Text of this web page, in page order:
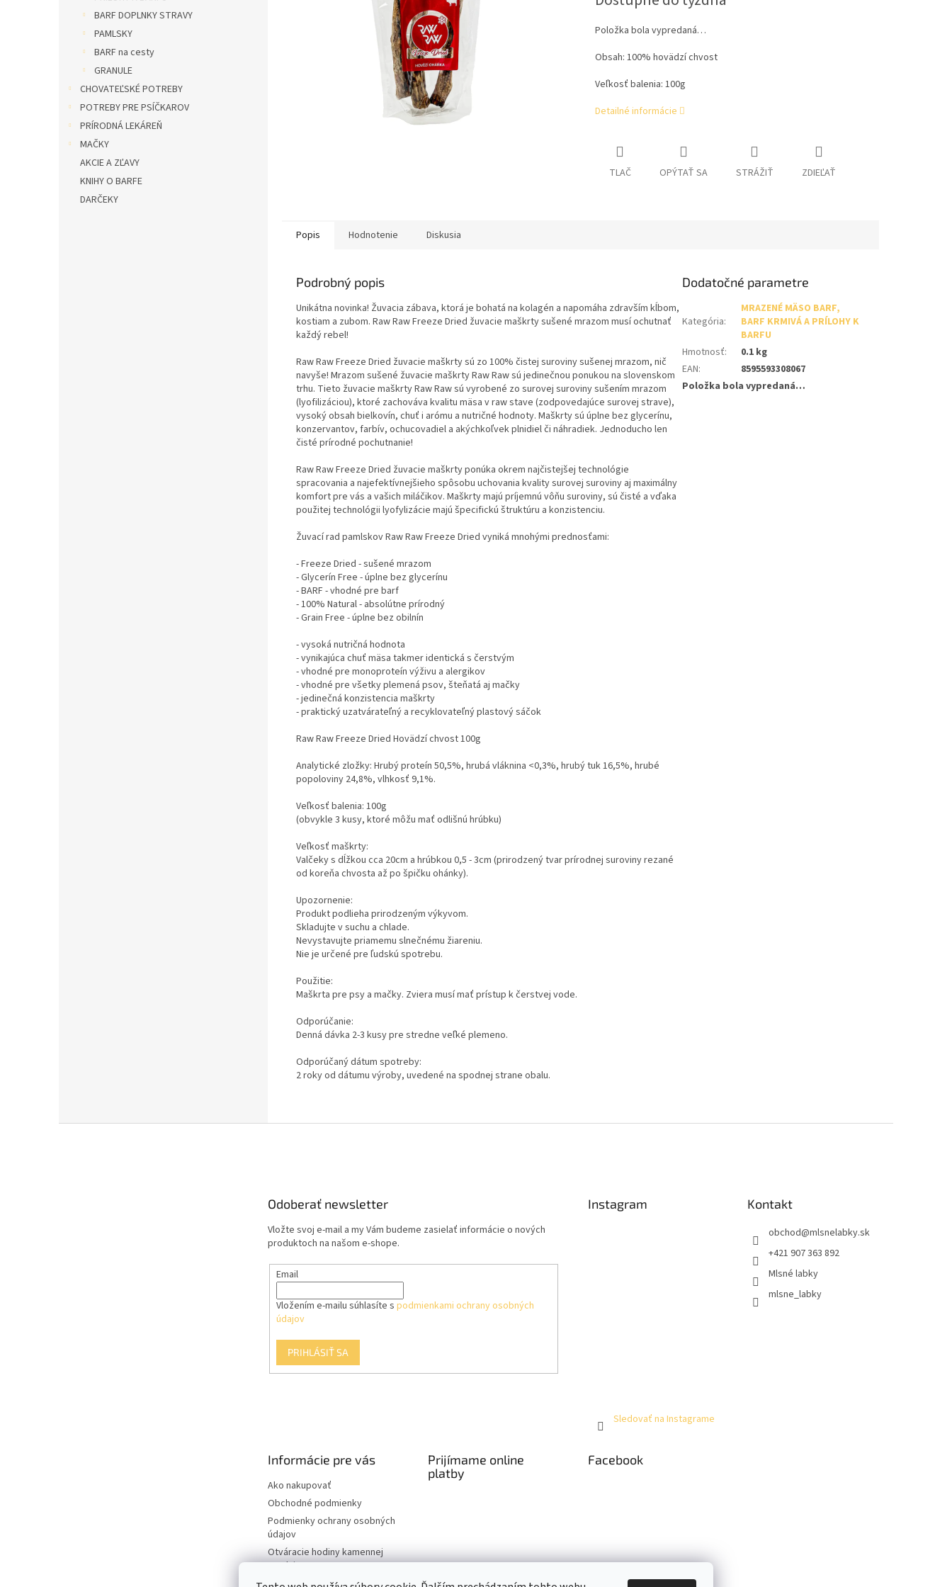
BARF DOPLNKY STRAVY
PAMLSKY
BARF na cesty
GRANULE
CHOVATEĽSKÉ POTREBY
POTREBY PRE PSÍČKAROV
PRÍRODNÁ LEKÁREŇ
MAČKY
AKCIE A ZĽAVY
KNIHY O BARFE
DARČEKY
Položka bola vypredaná…
Obsah: 100% hovädzí chvost
Veľkosť balenia: 100g
Detailné informácie
TLAČ OPÝTAŤ SA STRÁŽIŤ ZDIEĽAŤ
Popis Hodnotenie Diskusia
Podrobný popis
Unikátna novinka! Žuvacia zábava, ktorá je bohatá na kolagén a napomáha zdravším kĺbom,
kostiam a zubom. Raw Raw Freeze Dried žuvacie maškrty sušené mrazom musí ochutnať
každý rebel!
Raw Raw Freeze Dried žuvacie maškrty sú zo 100% čistej suroviny sušenej mrazom, nič
navyše! Mrazom sušené žuvacie maškrty Raw Raw sú jedinečnou ponukou na slovenskom
trhu. Tieto žuvacie maškrty Raw Raw sú vyrobené zo surovej suroviny sušením mrazom
(lyofilizáciou), ktoré zachováva kvalitu mäsa v raw stave (zodpovedajúce surovej strave),
vysoký obsah bielkovín, chuť i arómu a nutričné ​​hodnoty. Maškrty sú úplne bez glycerínu,
konzervantov, farbív, ochucovadiel a akýchkoľvek plnidiel či náhradiek. Jednoducho len
čisté prírodné pochutnanie!
Raw Raw Freeze Dried žuvacie maškrty ponúka okrem najčistejšej technológie
spracovania a najefektívnejšieho spôsobu uchovania kvality surovej suroviny aj maximálny
komfort pre vás a vašich miláčikov. Maškrty majú príjemnú vôňu suroviny, sú čisté a vďaka
použitej technológii lyofylizácie majú špecifickú štruktúru a konzistenciu.
Žuvací rad pamlskov Raw Raw Freeze Dried vyniká mnohými prednosťami:
- Freeze Dried - sušené mrazom
- Glycerín Free - úplne bez glycerínu
- BARF - vhodné pre barf
- 100% Natural - absolútne prírodný
- Grain Free - úplne bez obilnín
- vysoká nutričná hodnota
- vynikajúca chuť mäsa takmer identická s čerstvým
- vhodné pre monoproteín výživu a alergikov
- vhodné pre všetky plemená psov, šteňatá aj mačky
- jedinečná konzistencia maškrty
- praktický uzatvárateľný a recyklovateľný plastový sáčok
Raw Raw Freeze Dried Hovädzí chvost 100g
Analytické zložky: Hrubý proteín 50,5%, hrubá vláknina <0,3%, hrubý tuk 16,5%, hrubé
popoloviny 24,8%, vlhkosť 9,1%.
Veľkosť balenia: 100g
(obvykle 3 kusy, ktoré môžu mať odlišnú hrúbku)
Veľkosť maškrty:
Valčeky s dĺžkou cca 20cm a hrúbkou 0,5 - 3cm (prirodzený tvar prírodnej suroviny rezané
od koreňa chvosta až po špičku ohánky).
Upozornenie:
Produkt podlieha prirodzeným výkyvom.
Skladujte v suchu a chlade.
Nevystavujte priamemu slnečnému žiareniu.
Nie je určené pre ľudskú spotrebu.
Použitie:
Maškrta pre psy a mačky. Zviera musí mať prístup k čerstvej vode.
Odporúčanie:
Denná dávka 2-3 kusy pre stredne veľké plemeno.
Odporúčaný dátum spotreby:
2 roky od dátumu výroby, uvedené na spodnej strane obalu.
Dodatočné parametre
Kategória:
MRAZENÉ MÄSO BARF,
BARF KRMIVÁ A PRÍLOHY K
BARFU
Hmotnosť:
0.1 kg
EAN:
8595593308067
Položka bola vypredaná…
Odoberať newsletter
Vložte svoj e-mail a my Vám budeme zasielať informácie o nových
produktoch na našom e-shope.
Email
Vložením e-mailu súhlasíte s podmienkami ochrany osobných
údajov
PRIHLÁSIŤ SA
Instagram
Sledovať na Instagrame
Kontakt
obchod@mlsnelabky.sk
+421 907 363 892
Mlsné labky
mlsne_labky
Informácie pre vás
Ako nakupovať
Obchodné podmienky
Podmienky ochrany osobných
údajov
Otváracie hodiny kamennej
predajne
Prijímame online
platby
Facebook